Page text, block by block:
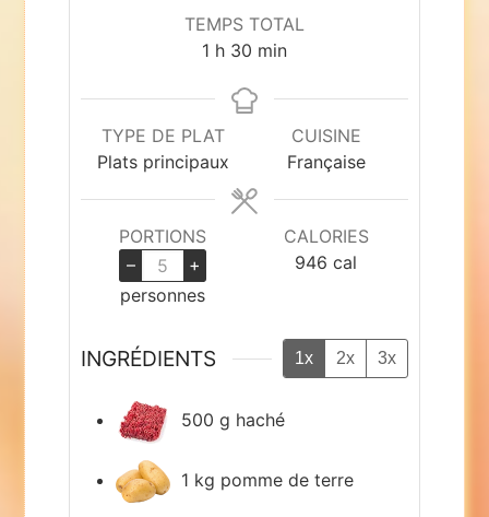
TEMPS TOTAL
1 heure
h 30 minutes
min
TYPE DE PLAT
Plats principaux
CUISINE
Française
PORTIONS
–
+
personnes
CALORIES
946 cal
INGRÉDIENTS 1x 2x 3x
500 g haché
1 kg pomme de terre